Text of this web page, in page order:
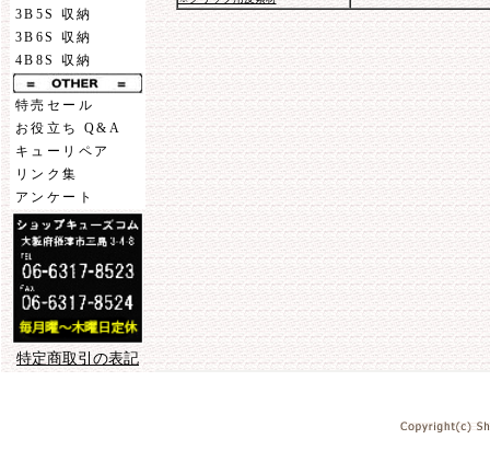
3B5S 収納
3B6S 収納
4B8S 収納
特売セール
お役立ち Q&A
キューリペア
リンク集
アンケート
特定商取引の表記